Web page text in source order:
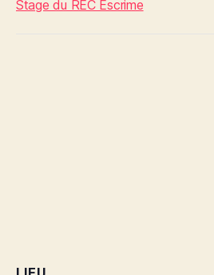
Stage du REC Escrime